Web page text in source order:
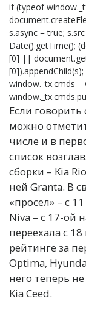
if (typeof
s.async = true;
Date().getTime();
[0] ||
window._tx.cmds
Если говорить
можно
числе и в
список
сборки – Kia
ней Granta. В
«просел» – с
Niva – с 17-ой
переехала с
рейтинге за
Optima,
него теперь
Kia Ceed.